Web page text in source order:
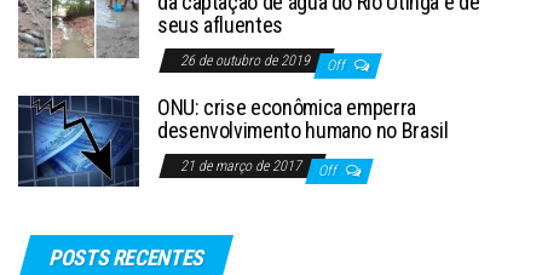
seus afluentes
26 de outubro de 2019 Off
ONU: crise econômica emperra
desenvolvimento humano no Brasil
21 de março de 2017 Off
POSTS RECENTES